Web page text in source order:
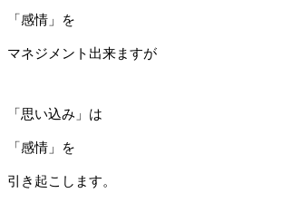
「感情」を
マネジメント出来ますが
「思い込み」は
「感情」を
引き起こします。